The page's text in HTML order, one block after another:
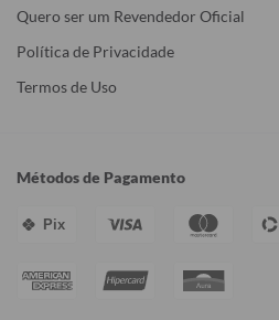
Quero ser um Revendedor Oficial
Política de Privacidade
Termos de Uso
Métodos de Pagamento
Pix